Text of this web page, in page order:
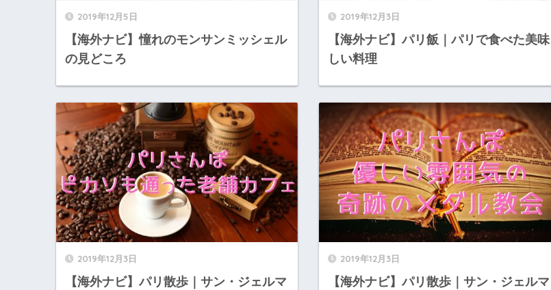
2019年12月5日
【海外ナビ】憧れのモンサンミッシェル
の見どころ
2019年12月3日
【海外ナビ】パリ飯｜パリで食べた美味
しい料理
2019年12月3日
【海外ナビ】パリ散歩｜サン・ジェルマ
2019年12月3日
【海外ナビ】パリ散歩｜サン・ジェルマ